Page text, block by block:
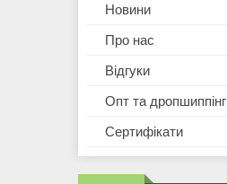
Новини
Про нас
Відгуки
Опт та дропшиппінг
Сертифікати